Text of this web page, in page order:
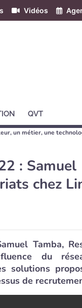
Vidéos
QVT
un métier, une
: Samuel
chez
Tamba,
du
solutions
de